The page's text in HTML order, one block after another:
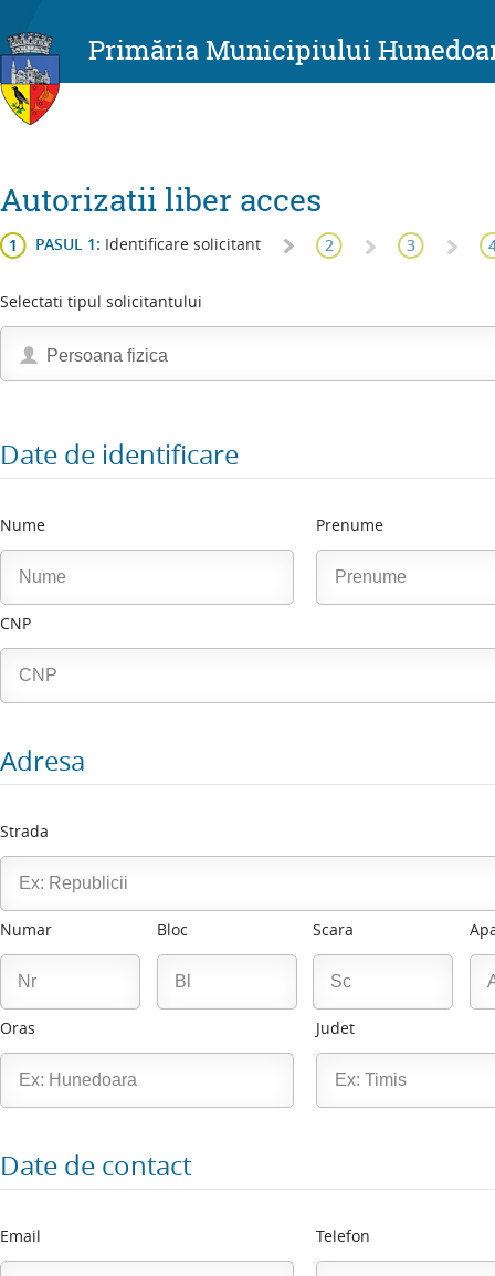
Primăria Municipiului
Autorizatii liber acces
PASUL 1: Identificare solicitant
Selectati tipul solicitantului
Persoana fizica
Date de identificare
Nume Prenume
CNP
Adresa
Strada
Numar Bloc Scara
Oras Judet
Date de contact
Email Telefon